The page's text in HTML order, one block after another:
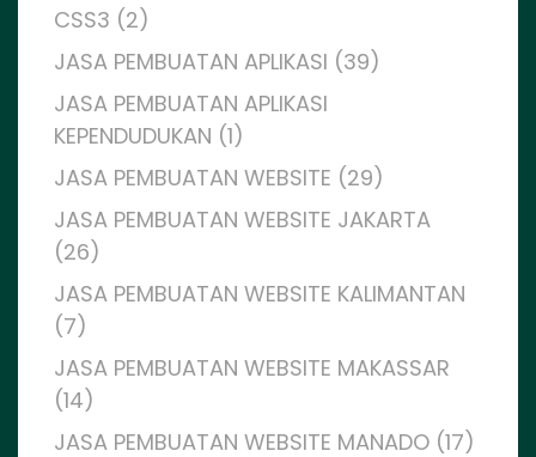
CSS3 (2)
JASA PEMBUATAN APLIKASI (39)
JASA PEMBUATAN APLIKASI
KEPENDUDUKAN (1)
JASA PEMBUATAN WEBSITE (29)
JASA PEMBUATAN WEBSITE JAKARTA
(26)
JASA PEMBUATAN WEBSITE KALIMANTAN
(7)
JASA PEMBUATAN WEBSITE MAKASSAR
(14)
JASA PEMBUATAN WEBSITE MANADO (17)